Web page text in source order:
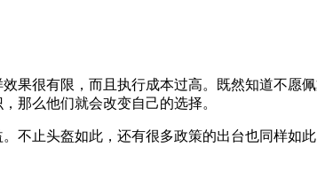
果很有限，而且执行成本过高。既然知道不愿
那么他们就会改变自己的选择。
不止头盔如此，还有很多政策的出台也同样如